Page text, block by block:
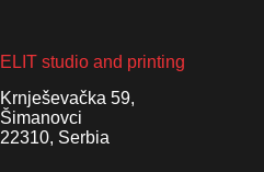
ELIT studio and printing
Krnješevačka 59,
Šimanovci
22310, Serbia